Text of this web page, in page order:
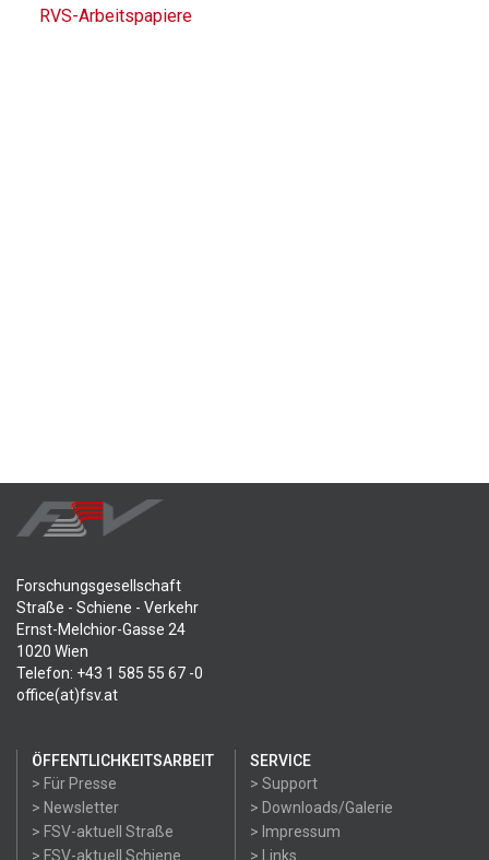
RVS-Arbeitspapiere
Forschungsgesellschaft
Straße - Schiene - Verkehr
Ernst-Melchior-Gasse 24
1020 Wien
Telefon: +43 1 585 55 67 -0
office(at)fsv.at
ÖFFENTLICHKEITSARBEIT
> Für Presse
> Newsletter
> FSV-aktuell Straße
> FSV-aktuell Schiene
SERVICE
> Support
> Downloads/Galerie
> Impressum
> Links